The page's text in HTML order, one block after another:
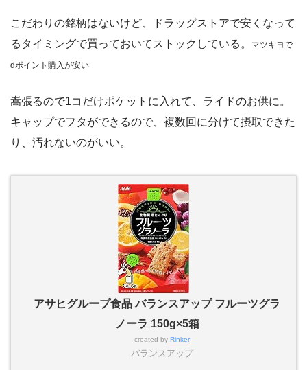
こだわりの銘柄はないけど、ドラッグストアで安くなって
るタイミングで買っておいてストックしている。
マツキヨで
dポイント購入が安い
嵩張るので1コだけポケットに入れて、ライドのお供に。
キャップでフタができるので、複数回に分けて摂取できた
り、汚れないのがいい。
アサヒグループ食品 バランスアップ フルーツグラ
ノーラ 150g×5箱
created by Rinker
バランスアップ